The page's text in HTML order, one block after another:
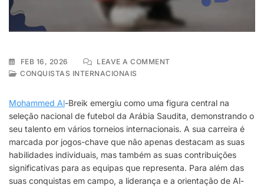
FEB 16, 2026 LEAVE A COMMENTON
CONQUISTAS
INTERNACIONAIS,
JOGOS-
CHAVE,
CONTRIBUIÇÕES
CONQUISTAS INTERNACIONAIS
Mohammed Al-Breik emergiu como uma figura central na
seleção nacional de futebol da Arábia Saudita, demonstrando o
seu talento em vários torneios internacionais. A sua carreira é
marcada por jogos-chave que não apenas destacam as suas
habilidades individuais, mas também as suas contribuições
significativas para as equipas que representa. Para além das
suas conquistas em campo, a liderança e a orientação de Al-